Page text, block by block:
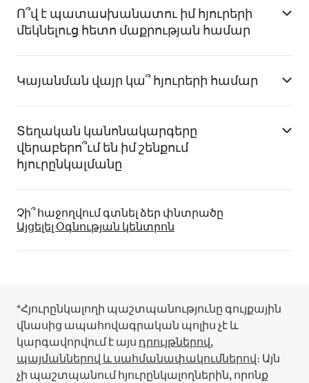
Ո՞վ է պատասխանատու իմ հյուրերի
մեկնելուց հետո մաքրության համար
Կայանման վայր կա՞ հյուրերի համար
Տեղական կանոնակարգերը
վերաբերո՞ւմ են իմ շենքում
հյուրընկալմանը
Չի՞ հաջողվում գտնել ձեր փնտրածը
Այցելել Օգնության կենտրոն
*Հյուրընկալողի պաշտպանությունը գույքային
վնասից ապահովագրական պոլիս չէ և
կարգավորվում է այս դրույթներով,
պայմաններով և սահմանափակումներով։ Այն
չի պաշտպանում հյուրընկալողներին, որոնք